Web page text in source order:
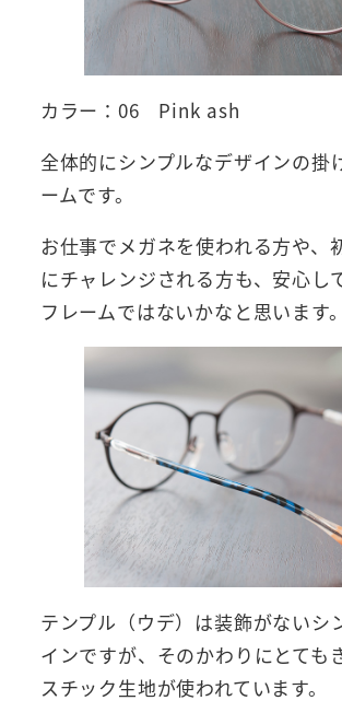
カラー：06 Pink ash
全体的にシンプルなデザインの掛
ームです。
お仕事でメガネを使われる方や、
にチャレンジされる方も、安心し
フレームではないかなと思います。
テンプル（ウデ）は装飾がないシ
インですが、そのかわりにとても
スチック生地が使われています。